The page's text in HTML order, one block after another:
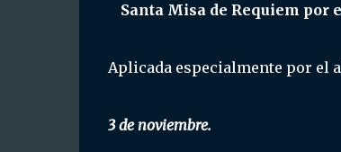
Santa Misa de Requiem por
Aplicada especialmente por el
3 de noviembre.